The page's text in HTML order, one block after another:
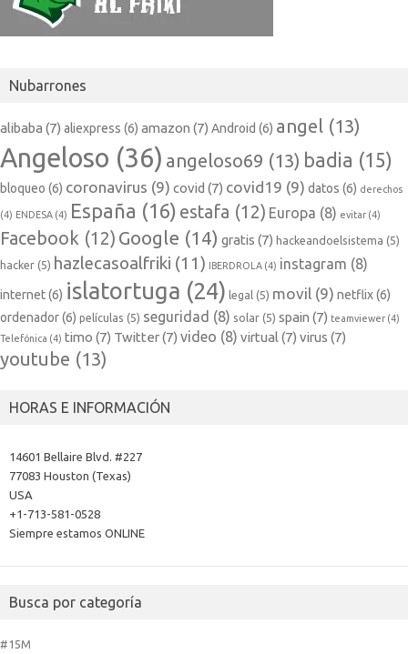
Nubarrones
alibaba (7) aliexpress (6) amazon (7) Android (6) angel (13)
Angeloso (36) angeloso69 (13) badia (15)
bloqueo (6) coronavirus (9) covid (7) covid19 (9) datos (6) derechos
(4) ENDESA (4) España (16) estafa (12) Europa (8) evitar (4)
Facebook (12) Google (14) gratis (7) hackeandoelsistema (5)
hacker (5) hazlecasoalfriki (11) IBERDROLA (4) instagram (8)
internet(6) islatortuga (24) legal (5) movil (9) netflix(6)
ordenador(6) películas (5) seguridad (8) solar (5) spain (7) teamviewer (4)
Telefónica (4) timo (7) Twitter(7) video (8) virtual (7) virus (7)
youtube (13)
HORAS E INFORMACIÓN
14601 Bellaire Blvd. #227
77083 Houston (Texas)
USA
+1-713-581-0528
Siempre estamos ONLINE
Busca por categoría
#15M